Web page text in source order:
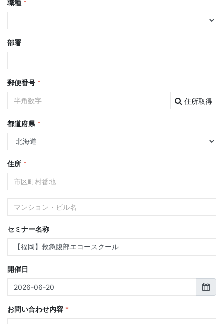
職種 *
部署
郵便番号 *
住所取得
都道府県 *
住所 *
セミナー名称
開催日
お問い合わせ内容 *